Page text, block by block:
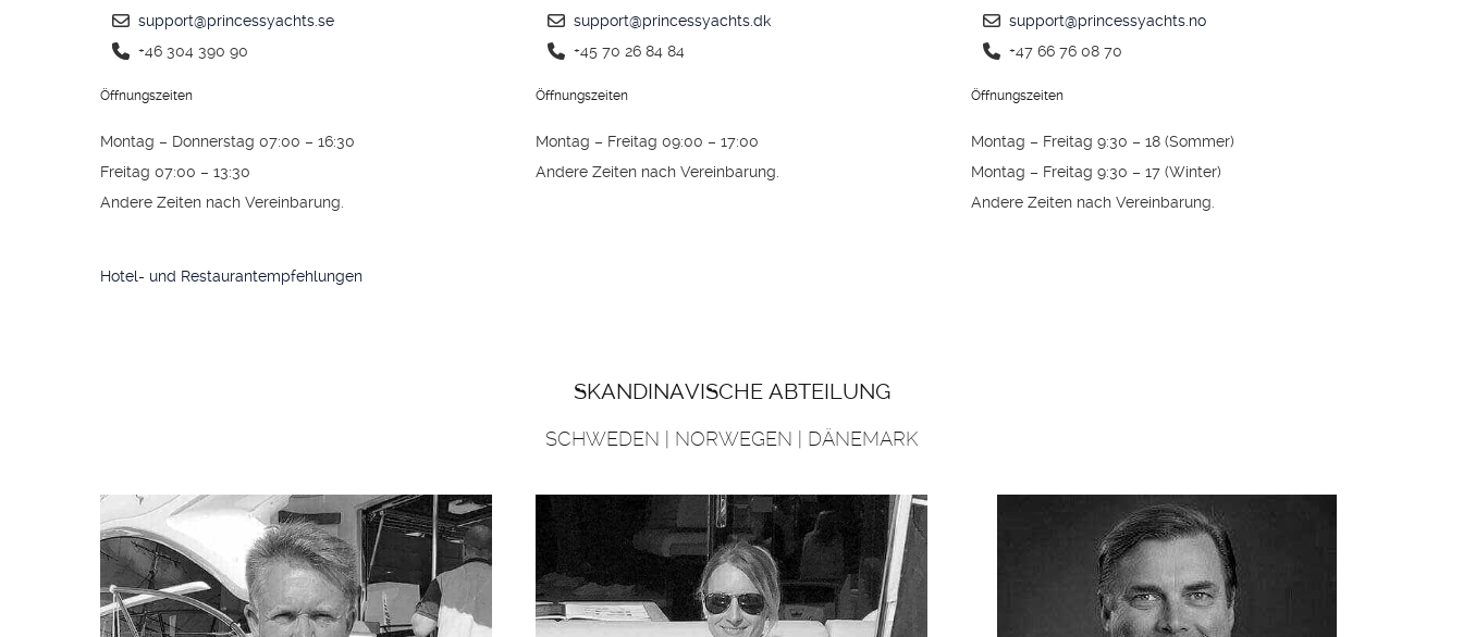
support@princessyachts.se
+46 304 390 90
Öffnungszeiten
Montag – Donnerstag 07:00 – 16:30
Freitag 07:00 – 13:30
Andere Zeiten nach Vereinbarung.
Hotel- und Restaurantempfehlungen
support@princessyachts.dk
+45 70 26 84 84
Öffnungszeiten
Montag – Freitag 09:00 – 17:00
Andere Zeiten nach Vereinbarung.
support@princessyachts.no
+47 66 76 08 70
Öffnungszeiten
Montag – Freitag 9:30 – 18 (Sommer)
Montag – Freitag 9:30 – 17 (Winter)
Andere Zeiten nach Vereinbarung.
SKANDINAVISCHE ABTEILUNG
SCHWEDEN | NORWEGEN | DÄNEMARK
YACHTEN
MARINAS
SERVICE
NEUHEITEN
VERANSTALTUNGEN